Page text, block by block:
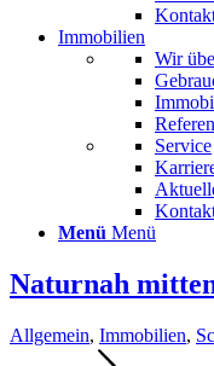
Immobilien
Wir
Service
Menü Menü
Naturnah
Allgemein, Immobilien,